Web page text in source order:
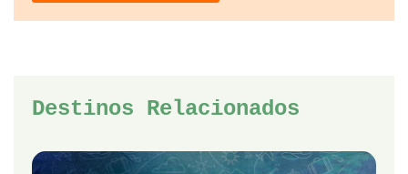
Destinos Relacionados